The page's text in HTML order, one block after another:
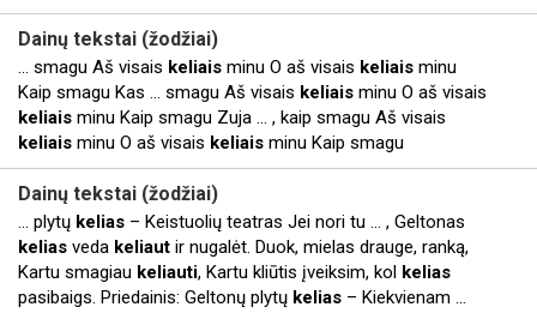
Dainų tekstai (žodžiai)
... smagu Aš visais keliais minu O aš visais keliais minu
Kaip smagu Kas ... smagu Aš visais keliais minu O aš visais
keliais minu Kaip smagu Zuja ... , kaip smagu Aš visais
keliais minu O aš visais keliais minu Kaip smagu
Dainų tekstai (žodžiai)
... plytų kelias – Keistuolių teatras Jei nori tu ... , Geltonas
kelias veda keliaut ir nugalėt. Duok, mielas drauge, ranką,
Kartu smagiau keliauti, Kartu kliūtis įveiksim, kol kelias
pasibaigs. Priedainis: Geltonų plytų kelias – Kiekvienam ...